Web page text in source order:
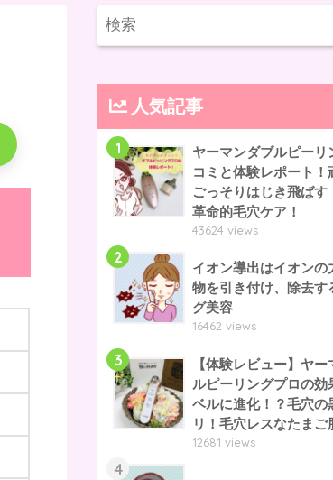
人気記事
1
ヤーマンダブルピーリ
コミと体験レポート！
ごっそりはじき飛ばす
革命的毛穴ケア！
43624 views
2
イオン導出はイオンの
物を引き付け、除去す
グ美容
16462 views
3
【体験レビュー】ヤ
ルピーリングプロの効
ベルに進化！？毛穴の
リ！毛穴レスなたまご
12681 views
4